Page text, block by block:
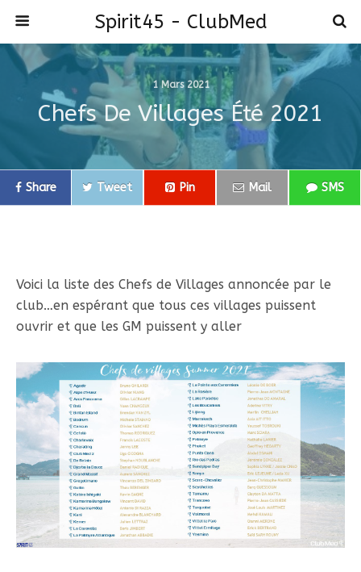
Spirit45 - ClubMed
1 Mars 2021
Chefs De Villages Été 2021
Share Tweet Pin Mail SMS
Voici la liste des Chefs de Villages annoncée par le
club…en espérant que tous ces villages puissent
ouvrir et que les GM puissent y aller